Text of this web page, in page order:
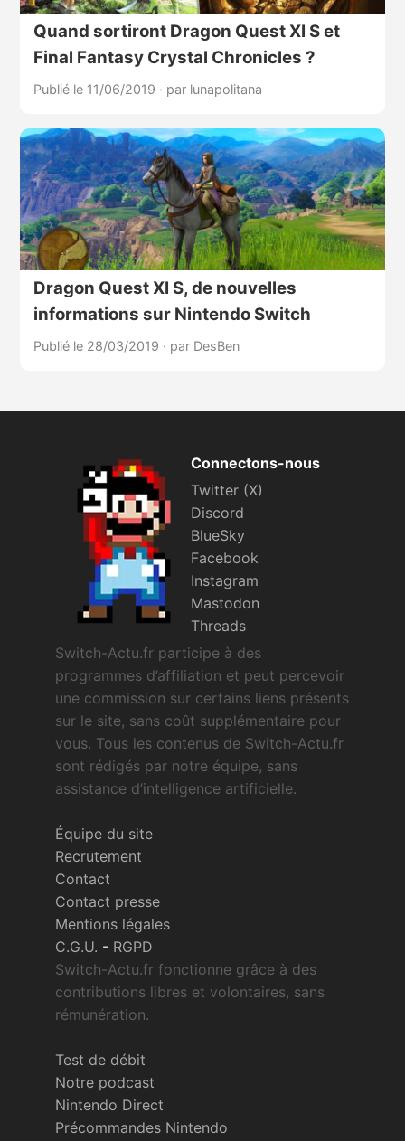
Quand sortiront Dragon Quest XI S et
Final Fantasy Crystal Chronicles ?
Publié le 11/06/2019 · par lunapolitana
Dragon Quest XI S, de nouvelles
informations sur Nintendo Switch
Publié le 28/03/2019 · par DesBen
Connectons-nous
Twitter (X)
Discord
BlueSky
Facebook
Instagram
Mastodon
Threads
Switch-Actu.fr participe à des
programmes d’affiliation et peut percevoir
une commission sur certains liens présents
sur le site, sans coût supplémentaire pour
vous. Tous les contenus de Switch-Actu.fr
sont rédigés par notre équipe, sans
assistance d’intelligence artificielle.
Équipe du site
Recrutement
Contact
Contact presse
Mentions légales
C.G.U. - RGPD
Switch-Actu.fr fonctionne grâce à des
contributions libres et volontaires, sans
rémunération.
Test de débit
Notre podcast
Nintendo Direct
Précommandes Nintendo